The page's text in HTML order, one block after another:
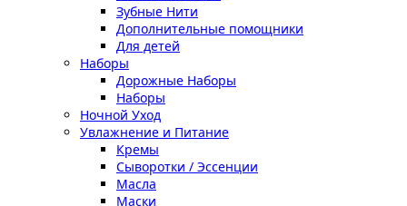
Зубные Нити
Дополнительные помощники
Для детей
Наборы
Дорожные Наборы
Наборы
Ночной Уход
Увлажнение и Питание
Кремы
Сыворотки / Эссенции
Масла
Маски